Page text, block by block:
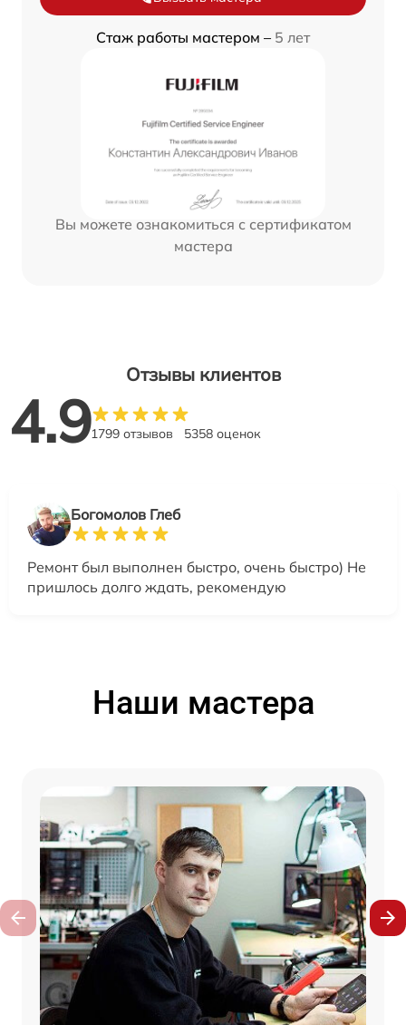
Стаж работы мастером – 5 лет
Вы можете ознакомиться с сертификатом
мастера
Отзывы клиентов
4.91799 отзывов 5358 оценок
Богомолов Глеб
Ремонт был выполнен быстро, очень быстро) Не
пришлось долго ждать, рекомендую
Наши мастера